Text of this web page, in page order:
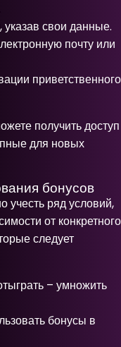
свои данные.
почту или
приветственного
получить доступ
для новых
бонусов
учесть ряд условий,
от конкретного
следует
– умножить
бонусы в